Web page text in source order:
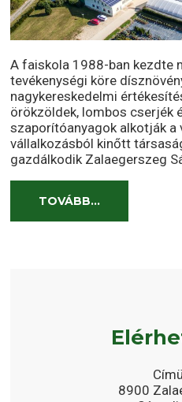
A faiskola 1988-ban kezdte
tevékenységi köre
nagykereskedelmi
örökzöldek, lombos cserjék
szaporítóanyagok alkotják a
vállalkozásból kinőtt
gazdálkodik Zalaegerszeg
TOVÁBB...
8900